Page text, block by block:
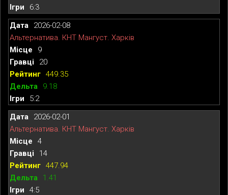
6:3
2026-02-08
Альтернатива. КНТ Мангуст. Харків
9
20
449.35
9.18
5:2
2026-02-01
Альтернатива. КНТ Мангуст. Харків
4
14
447.94
1.41
4:5